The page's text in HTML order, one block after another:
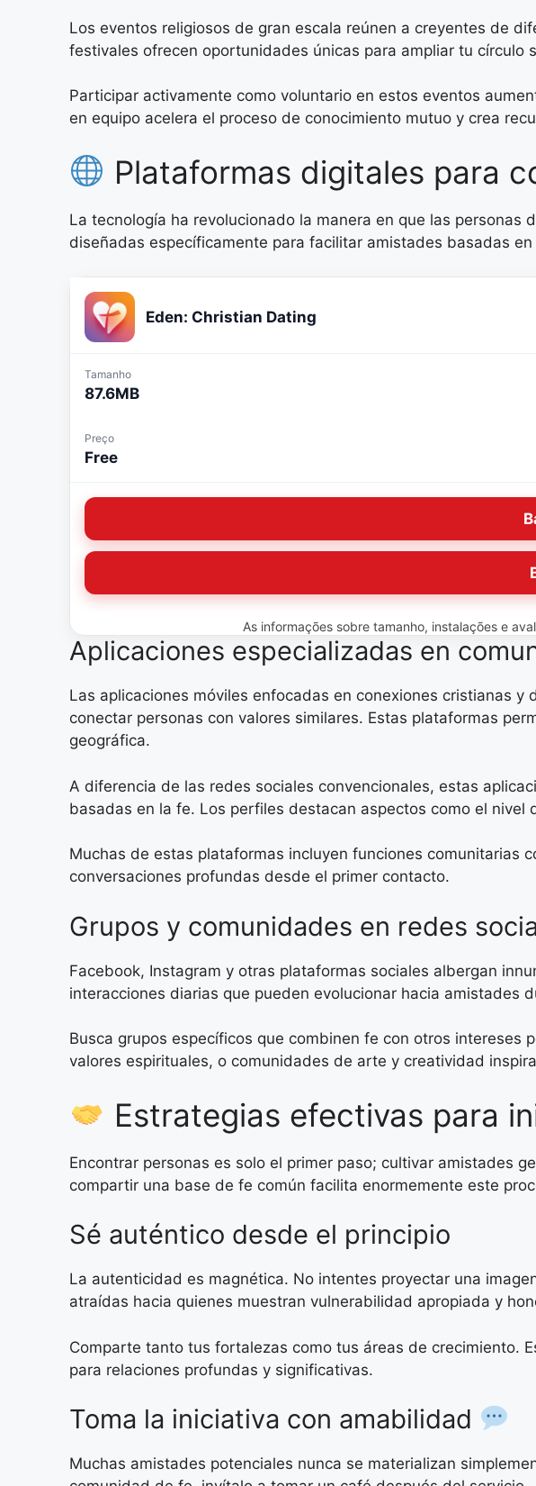
Los eventos religiosos de gran escala reúnen a creyentes de
festivales ofrecen oportunidades únicas para ampliar tu círculo
Participar activamente como voluntario en estos eventos
en equipo acelera el proceso de conocimiento mutuo y crea
Plataformas digitales para
La tecnología ha revolucionado la manera en que las
diseñadas específicamente para facilitar amistades basadas
Eden: Christian Dating
Tamanho
87.6MB
Preço
Free
As informações sobre tamanho, instalações e
Aplicaciones especializadas en
Las aplicaciones móviles enfocadas en conexiones cristianas
conectar personas con valores similares. Estas plataformas
geográfica.
A diferencia de las redes sociales convencionales, estas
basadas en la fe. Los perfiles destacan aspectos como el
Muchas de estas plataformas incluyen funciones comunitarias
conversaciones profundas desde el primer contacto.
Grupos y comunidades en redes
Facebook, Instagram y otras plataformas sociales albergan
interacciones diarias que pueden evolucionar hacia amistades
Busca grupos específicos que combinen fe con otros
valores espirituales, o comunidades de arte y creatividad
Estrategias efectivas para
Encontrar personas es solo el primer paso; cultivar amistades
compartir una base de fe común facilita enormemente este
Sé auténtico desde el principio
La autenticidad es magnética. No intentes proyectar una
atraídas hacia quienes muestran vulnerabilidad apropiada y
Comparte tanto tus fortalezas como tus áreas de crecimiento.
para relaciones profundas y significativas.
Toma la iniciativa con amabilidad
Muchas amistades potenciales nunca se materializan